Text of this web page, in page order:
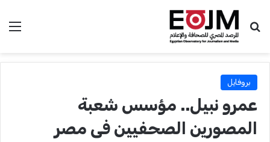
بحث عن
بروفايل
عمرو نبيل.. مؤسس شعبة
المصورين الصحفيين فى مصر